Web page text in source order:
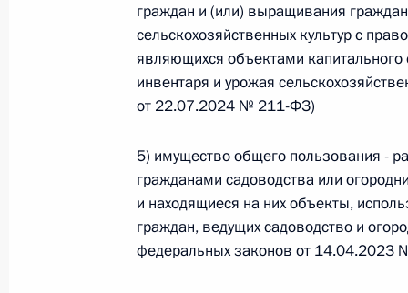
Федеральный закон от
О внесении изменений в статью 9.21
26 июля 2026 года
Федеральный закон от
граждан и (или) выращивания
сельскохозяйственных культур с
являющихся объектами капитального
инвентаря и урожая
от 22.07.2024 № 211-ФЗ)
5) имущество общего пользования -
гражданами садоводства или
и находящиеся на них объекты,
граждан, ведущих садоводство и
федеральных законов от